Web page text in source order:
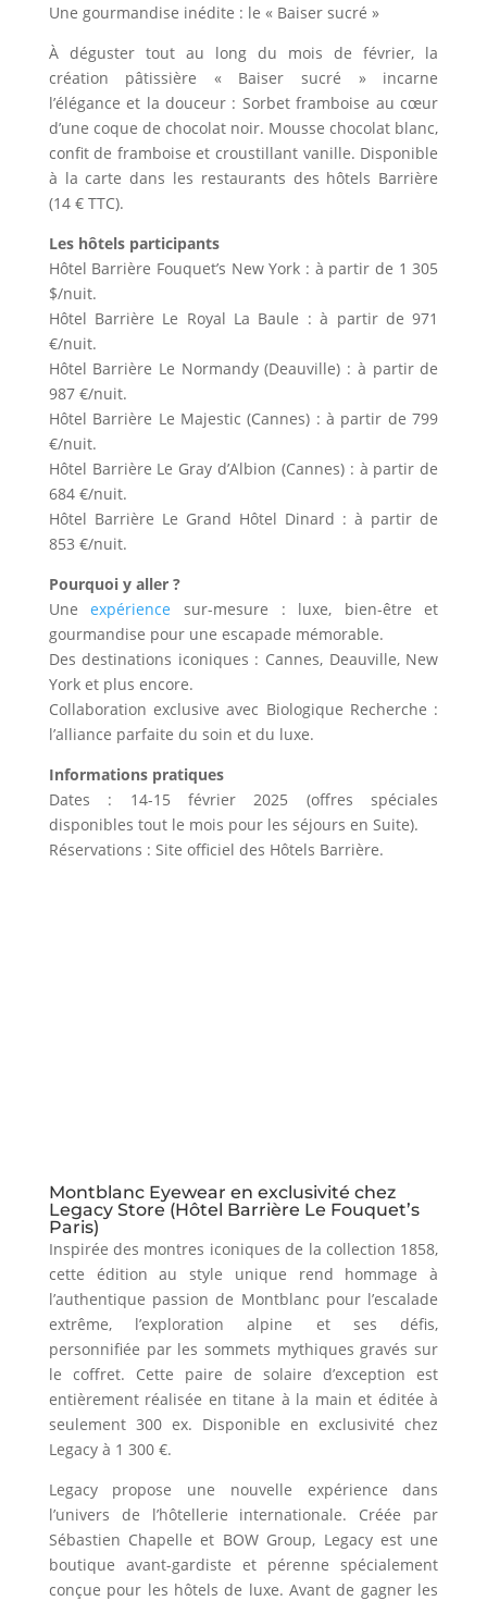
Une gourmandise inédite : le « Baiser sucré »
À déguster tout au long du mois de février, la
création pâtissière « Baiser sucré » incarne
l’élégance et la douceur : Sorbet framboise au cœur
d’une coque de chocolat noir. Mousse chocolat blanc,
confit de framboise et croustillant vanille. Disponible
à la carte dans les restaurants des hôtels Barrière
(14 € TTC).
Les hôtels participants
Hôtel Barrière Fouquet’s New York : à partir de 1 305
$/nuit.
Hôtel Barrière Le Royal La Baule : à partir de 971
€/nuit.
Hôtel Barrière Le Normandy (Deauville) : à partir de
987 €/nuit.
Hôtel Barrière Le Majestic (Cannes) : à partir de 799
€/nuit.
Hôtel Barrière Le Gray d’Albion (Cannes) : à partir de
684 €/nuit.
Hôtel Barrière Le Grand Hôtel Dinard : à partir de
853 €/nuit.
Pourquoi y aller ?
Uneexpérience sur-mesure : luxe, bien-être et
gourmandise pour une escapade mémorable.
Des destinations iconiques : Cannes, Deauville, New
York et plus encore.
Collaboration exclusive avec Biologique Recherche :
l’alliance parfaite du soin et du luxe.
Informations pratiques
Dates : 14-15 février 2025 (offres spéciales
disponibles tout le mois pour les séjours en Suite).
Réservations : Site officiel des Hôtels Barrière.
Montblanc Eyewear en exclusivité chez
Legacy Store (Hôtel Barrière Le Fouquet’s
Paris)
Inspirée des montres iconiques de la collection 1858,
cette édition au style unique rend hommage à
l’authentique passion de Montblanc pour l’escalade
extrême, l’exploration alpine et ses défis,
personnifiée par les sommets mythiques gravés sur
le coffret. Cette paire de solaire d’exception est
entièrement réalisée en titane à la main et éditée à
seulement 300 ex. Disponible en exclusivité chez
Legacy à 1 300 €.
Legacy propose une nouvelle expérience dans
l’univers de l’hôtellerie internationale. Créée par
Sébastien Chapelle et BOW Group, Legacy est une
boutique avant-gardiste et pérenne spécialement
conçue pour les hôtels de luxe. Avant de gagner les